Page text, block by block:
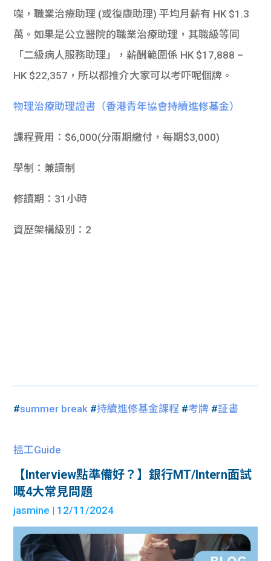
㗎，職業治療助理 (或復康助理) 平均月薪有 HK $1.3
萬。如果是公立醫院的職業治療助理，其職級等同
「二級病人服務助理」，薪酬範圍係 HK $17,888 –
HK $22,357，所以都推介大家可以考吓呢個牌。
物理治療助理證書（香港青年協會持續進修基金）
課程費用：$6,000(分兩期繳付，每期$3,000)
學制：兼讀制
修讀期：31小時
資歷架構級別：2
#summer break #持續進修基金課程 #考牌 #証書
搵工Guide
【Interview點準備好？】銀行MT/Intern面試
嘅4大常見問題
jasmine | 12/11/2024